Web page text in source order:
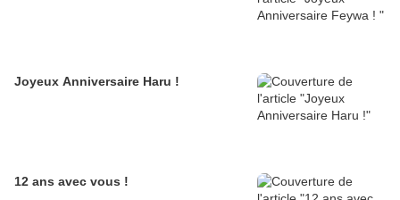
Joyeux Anniversaire Haru !
12 ans avec vous !